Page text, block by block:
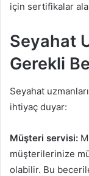
için sertifikalar
Seyahat
Gerekli
Seyahat
ihtiyaç duyar:
Müşteri servisi:
müşterilerinize
olabilir. Bu